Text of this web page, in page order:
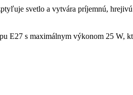
svetlo a vytvára príjemnú,
E27 s maximálnym výkonom 25 W,